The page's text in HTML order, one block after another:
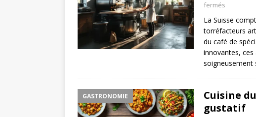
fermés
La Suisse
torréfacteurs
du café de
innovantes,
soigneusement
GASTRONOMIE
Cuisine
gustatif